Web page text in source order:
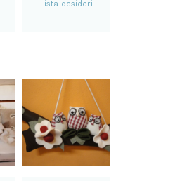
Lista desideri